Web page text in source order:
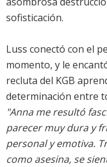
sofisticación.
Luss conectó con el
momento, y le
recluta del KGB
determinación entre
"Anna me resultó
parecer muy dura y
personal y emotiva.
como asesina, se